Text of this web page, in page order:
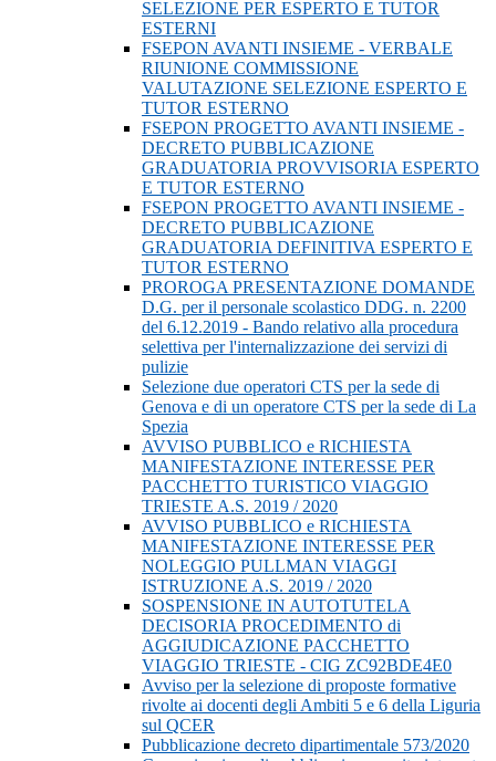
SELEZIONE PER ESPERTO E TUTOR
ESTERNI
FSEPON AVANTI INSIEME - VERBALE
RIUNIONE COMMISSIONE
VALUTAZIONE SELEZIONE ESPERTO E
TUTOR ESTERNO
FSEPON PROGETTO AVANTI INSIEME -
DECRETO PUBBLICAZIONE
GRADUATORIA PROVVISORIA ESPERTO
E TUTOR ESTERNO
FSEPON PROGETTO AVANTI INSIEME -
DECRETO PUBBLICAZIONE
GRADUATORIA DEFINITIVA ESPERTO E
TUTOR ESTERNO
PROROGA PRESENTAZIONE DOMANDE
D.G. per il personale scolastico DDG. n. 2200
del 6.12.2019 - Bando relativo alla procedura
selettiva per l'internalizzazione dei servizi di
pulizie
Selezione due operatori CTS per la sede di
Genova e di un operatore CTS per la sede di La
Spezia
AVVISO PUBBLICO e RICHIESTA
MANIFESTAZIONE INTERESSE PER
PACCHETTO TURISTICO VIAGGIO
TRIESTE A.S. 2019 / 2020
AVVISO PUBBLICO e RICHIESTA
MANIFESTAZIONE INTERESSE PER
NOLEGGIO PULLMAN VIAGGI
ISTRUZIONE A.S. 2019 / 2020
SOSPENSIONE IN AUTOTUTELA
DECISORIA PROCEDIMENTO di
AGGIUDICAZIONE PACCHETTO
VIAGGIO TRIESTE - CIG ZC92BDE4E0
Avviso per la selezione di proposte formative
rivolte ai docenti degli Ambiti 5 e 6 della Liguria
sul QCER
Pubblicazione decreto dipartimentale 573/2020